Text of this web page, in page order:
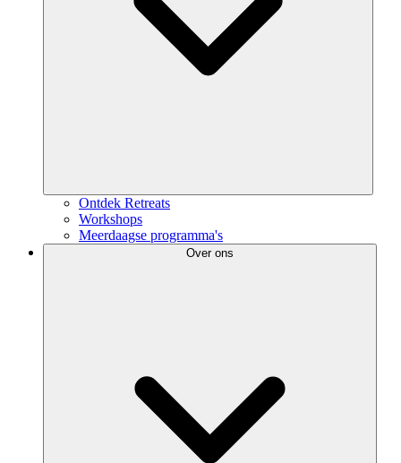
Ontdek Retreats
Workshops
Meerdaagse programma's
Over ons